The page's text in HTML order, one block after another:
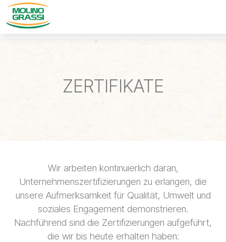
ZERTIFIKATE
Wir arbeiten kontinuierlich daran,
Unternehmenszertifizierungen zu erlangen, die
unsere Aufmerksamkeit für Qualität, Umwelt und
soziales Engagement demonstrieren.
Nachführend sind die Zertifizierungen aufgeführt,
die wir bis heute erhalten haben: